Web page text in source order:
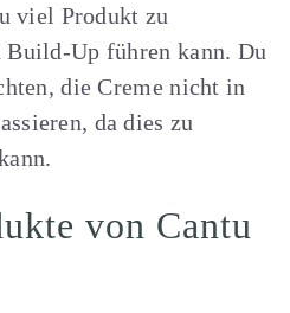
viel Produkt zu
Build-Up führen kann. Du
die Creme nicht in
da dies zu
von Cantu